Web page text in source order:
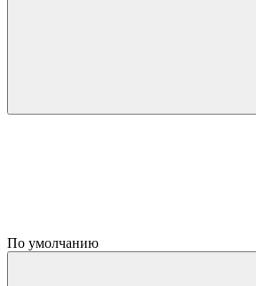
По умолчанию